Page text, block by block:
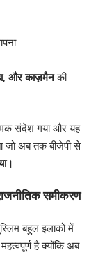
और काज़मैनकी
संदेश गया और यह
जो अब तक बीजेपी से
समीकरण
बहुल इलाकों में
है क्योंकि अब